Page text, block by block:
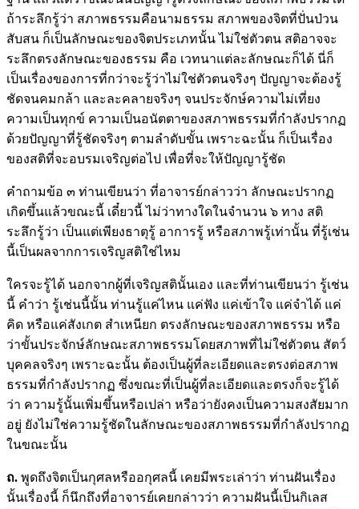
ถ้าระลึกรู้ว่า สภาพธรรมคือนามธรรม สภาพของจิตที่ปั่นป่วน
สับสน ก็เป็นลักษณะของจิตประเภทนั้น ไม่ใช่ตัวตน สติอาจจะ
ระลึกตรงลักษณะของธรรม คือ เวทนาแต่ละลักษณะก็ได้ นี่ก็
เป็นเรื่องของการที่กว่าจะรู้ว่าไม่ใช่ตัวตนจริงๆ ปัญญาจะต้องรู้
ชัดจนคมกล้า และละคลายจริงๆ จนประจักษ์ความไม่เที่ยง
ความเป็นทุกข์ ความเป็นอนัตตาของสภาพธรรมที่กำลังปรากฏ
ด้วยปัญญาที่รู้ชัดจริงๆ ตามลำดับขั้น เพราะฉะนั้น ก็เป็นเรื่อง
ของสติที่จะอบรมเจริญต่อไป เพื่อที่จะให้ปัญญารู้ชัด
คำถามข้อ ๓ ท่านเขียนว่า ที่อาจารย์กล่าวว่า ลักษณะปรากฏ
เกิดขึ้นแล้วขณะนี้ เดี๋ยวนี้ ไม่ว่าทางใดในจำนวน ๖ ทาง สติ
ระลึกรู้ว่า เป็นแต่เพียงธาตุรู้ อาการรู้ หรือสภาพรู้เท่านั้น ที่รู้เช่น
นี้เป็นผลจากการเจริญสติใช่ไหม
ใครจะรู้ได้ นอกจากผู้ที่เจริญสตินั้นเอง และที่ท่านเขียนว่า รู้เช่น
นี้ คำว่า รู้เช่นนี้นั้น ท่านรู้แค่ไหน แค่ฟัง แค่เข้าใจ แค่จำได้ แค่
คิด หรือแค่สังเกต สำเหนียก ตรงลักษณะของสภาพธรรม หรือ
ว่าขั้นประจักษ์ลักษณะสภาพธรรมโดยสภาพที่ไม่ใช่ตัวตน สัตว์
บุคคลจริงๆ เพราะฉะนั้น ต้องเป็นผู้ที่ละเอียดและตรงต่อสภาพ
ธรรมที่กำลังปรากฏ ซึ่งขณะที่เป็นผู้ที่ละเอียดและตรงก็จะรู้ได้
ว่า ความรู้นั้นเพิ่มขึ้นหรือเปล่า หรือว่ายังคงเป็นความสงสัยมาก
อยู่ ยังไม่ใช่ความรู้ชัดในลักษณะของสภาพธรรมที่กำลังปรากฏ
ในขณะนั้น
ถ. พูดถึงจิตเป็นกุศลหรืออกุศลนี้ เคยมีพระเล่าว่า ท่านฝันเรื่อง
นั้นเรื่องนี้ ก็นึกถึงที่อาจารย์เคยกล่าวว่า ความฝันนี้เป็นกิเลส